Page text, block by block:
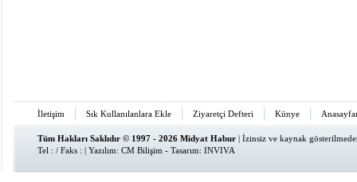
İletişim Sık Kullanılanlara Ekle Ziyaretçi Defteri Künye
Tüm Hakları Saklıdır © 1997 - 2026 Midyat Habur | İzinsiz ve kaynak
Tel : / Faks : | Yazılım: CM Bilişim - Tasarım: INVIVA